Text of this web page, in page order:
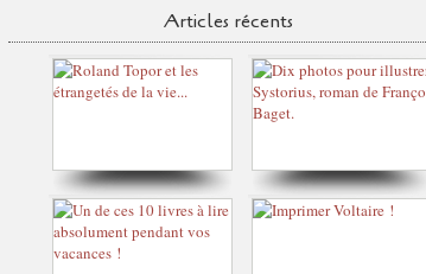
Articles récents